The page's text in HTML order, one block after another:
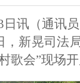
日讯（通讯
新晃司法
歌会”现场